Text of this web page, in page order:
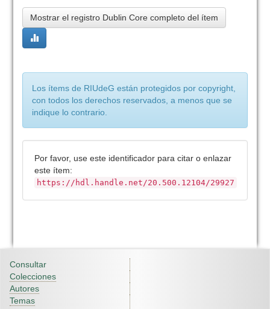
Mostrar el registro Dublin Core completo del ítem
Los ítems de RIUdeG están protegidos por copyright,
con todos los derechos reservados, a menos que se
indique lo contrario.
Por favor, use este identificador para citar o enlazar
este ítem:
https://hdl.handle.net/20.500.12104/29927
Consultar
Colecciones
Autores
Temas